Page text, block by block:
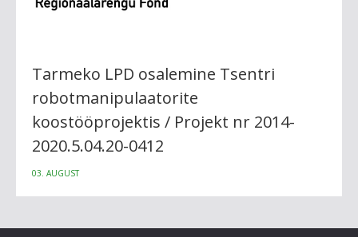
Tarmeko LPD osalemine Tsentri
robotmanipulaatorite
koostööprojektis / Projekt nr 2014-
2020.5.04.20-0412
03. AUGUST